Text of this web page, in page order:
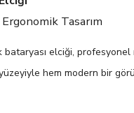
Tasarım
elciği,
hem modern bir